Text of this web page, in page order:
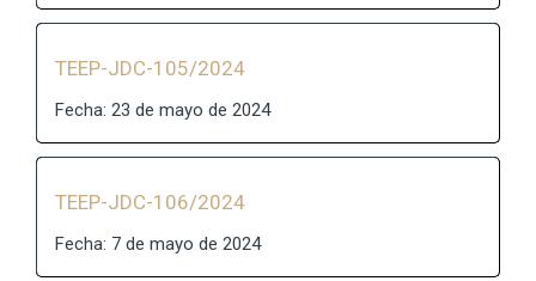
TEEP-JDC-105/2024
Fecha: 23 de mayo de 2024
TEEP-JDC-106/2024
Fecha: 7 de mayo de 2024